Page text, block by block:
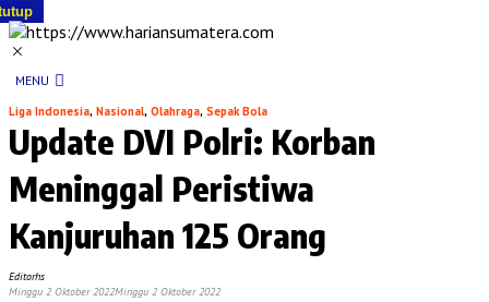
MENU
Liga Indonesia, Nasional, Olahraga, Sepak Bola
Update DVI Polri: Korban
Meninggal Peristiwa
Kanjuruhan 125 Orang
Editorhs
Minggu 2 Oktober 2022Minggu 2 Oktober 2022